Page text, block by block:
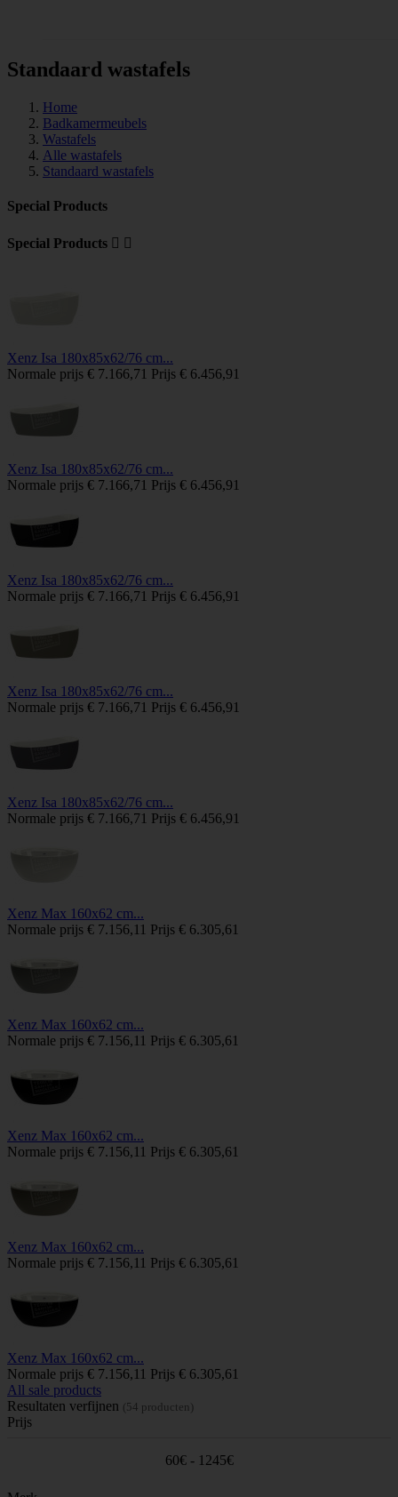
Standaard wastafels
Home
Badkamermeubels
Wastafels
Alle wastafels
Standaard wastafels
Special Products
Special Products  
Xenz Isa 180x85x62/76 cm...
Normale prijs € 7.166,71 Prijs € 6.456,91
Xenz Isa 180x85x62/76 cm...
Normale prijs € 7.166,71 Prijs € 6.456,91
Xenz Isa 180x85x62/76 cm...
Normale prijs € 7.166,71 Prijs € 6.456,91
Xenz Isa 180x85x62/76 cm...
Normale prijs € 7.166,71 Prijs € 6.456,91
Xenz Isa 180x85x62/76 cm...
Normale prijs € 7.166,71 Prijs € 6.456,91
Xenz Max 160x62 cm...
Normale prijs € 7.156,11 Prijs € 6.305,61
Xenz Max 160x62 cm...
Normale prijs € 7.156,11 Prijs € 6.305,61
Xenz Max 160x62 cm...
Normale prijs € 7.156,11 Prijs € 6.305,61
Xenz Max 160x62 cm...
Normale prijs € 7.156,11 Prijs € 6.305,61
Xenz Max 160x62 cm...
Normale prijs € 7.156,11 Prijs € 6.305,61
All sale products
Resultaten verfijnen (54 producten)
Prijs
60€ - 1245€